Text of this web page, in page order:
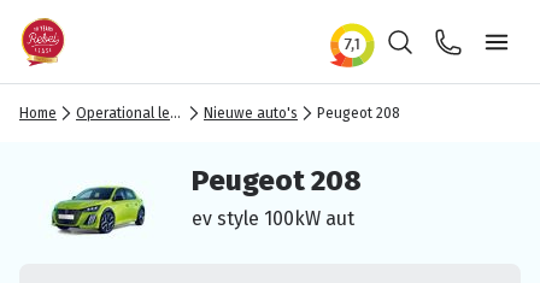
ZoekenContact
Home Operational lease Nieuwe auto's Peugeot 208
Peugeot 208
ev style 100kW aut